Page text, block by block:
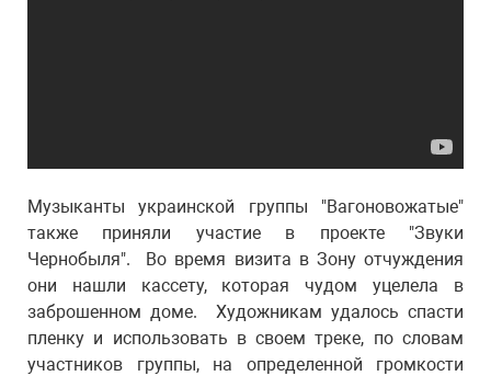
Музыканты украинской группы "Вагоновожатые"
также приняли участие в проекте "Звуки
Чернобыля". Во время визита в Зону отчуждения
они нашли кассету, которая чудом уцелела в
заброшенном доме. Художникам удалось спасти
пленку и использовать в своем треке, по словам
участников группы, на определенной громкости